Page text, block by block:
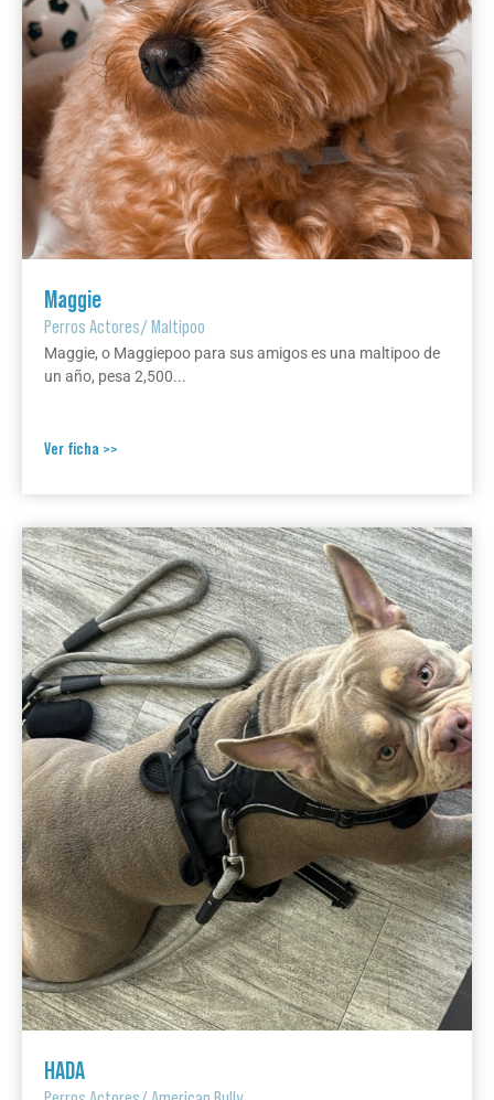
Maggie
Perros Actores/Maltipoo
Maggie, o Maggiepoo para sus amigos es una maltipoo de
un año, pesa 2,500...
Ver ficha >>
HADA